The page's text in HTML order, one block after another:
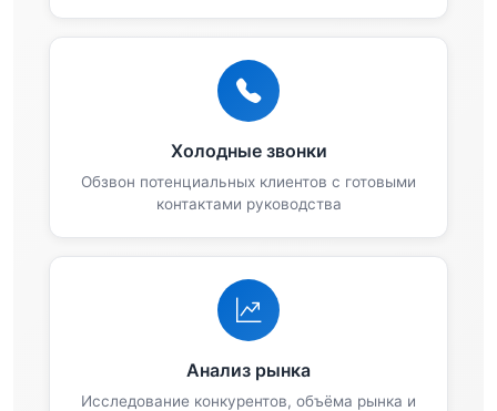
Холодные звонки
Обзвон потенциальных клиентов с готовыми
контактами руководства
Анализ рынка
Исследование конкурентов, объёма рынка и